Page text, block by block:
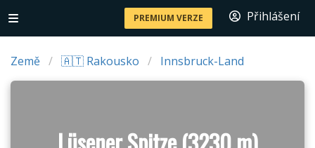
PREMIUM VERZE Přihlášení
Země 🇦🇹 Rakousko Innsbruck-Land